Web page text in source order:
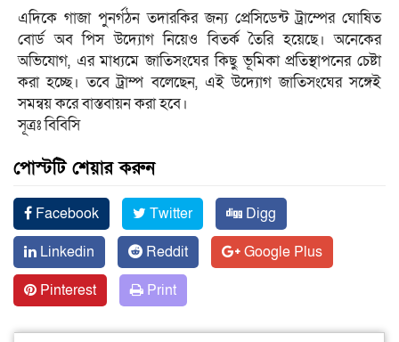
এদিকে গাজা পুনর্গঠন তদারকির জন্য প্রেসিডেন্ট ট্রাম্পের ঘোষিত
বোর্ড অব পিস উদ্যোগ নিয়েও বিতর্ক তৈরি হয়েছে। অনেকের
অভিযোগ, এর মাধ্যমে জাতিসংঘের কিছু ভূমিকা প্রতিস্থাপনের চেষ্টা
করা হচ্ছে। তবে ট্রাম্প বলেছেন, এই উদ্যোগ জাতিসংঘের সঙ্গেই
সমন্বয় করে বাস্তবায়ন করা হবে।
সূত্রঃ বিবিসি
পোস্টটি শেয়ার করুন
Facebook Twitter
Digg
Linkedin
Reddit
Google Plus
Pinterest
Print